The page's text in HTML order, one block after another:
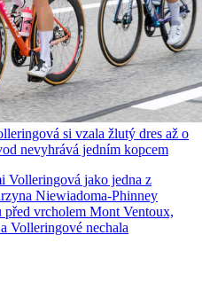
si vzala žlutý dres až o
nevyhrává jedním kopcem
Volleringová jako jedna z
Niewiadoma-Phinney
vrcholem Mont Ventoux,
Volleringové nechala